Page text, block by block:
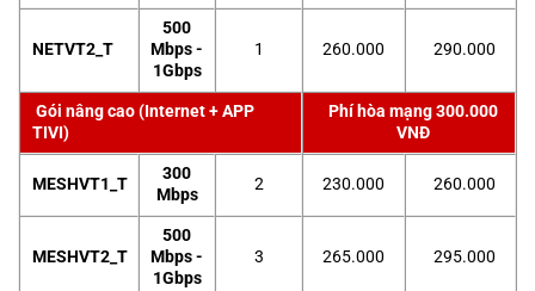
NETVT2_T
500
Mbps -
1Gbps
1 260.000 290.000
Gói nâng cao (Internet + APP
TIVI)
Phí hòa mạng 300.000
VNĐ
MESHVT1_T
300
Mbps
2 230.000 260.000
MESHVT2_T
500
Mbps -
1Gbps
3 265.000 295.000